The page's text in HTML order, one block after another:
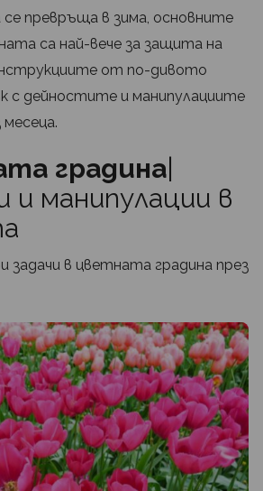
превръща в зима, основните
са най-вече за защита на
от по-дивото
с дейностите и манипулациите
градина
и манипулации в
задачи в цветната градина през